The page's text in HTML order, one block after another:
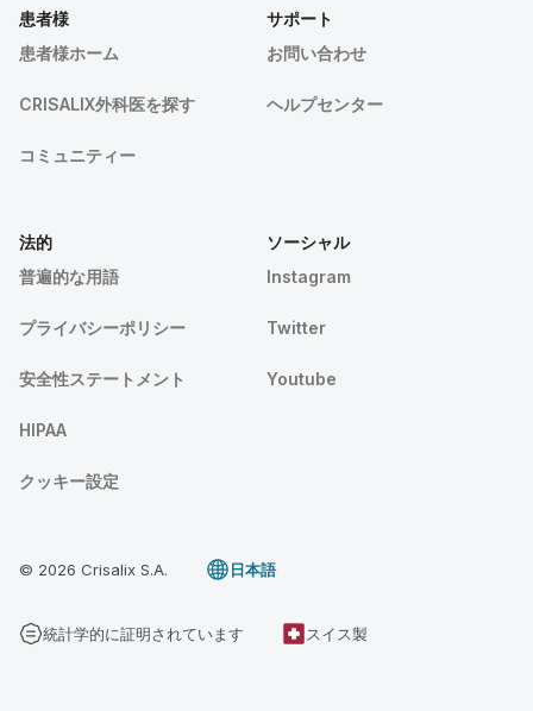
患者様
患者様ホーム
CRISALIX外科医を探す
コミュニティー
サポート
お問い合わせ
ヘルプセンター
法的
普遍的な用語
プライバシーポリシー
安全性ステートメント
HIPAA
クッキー設定
ソーシャル
Instagram
Twitter
Youtube
© 2026 Crisalix S.A. 日本語
統計学的に証明されています スイス製